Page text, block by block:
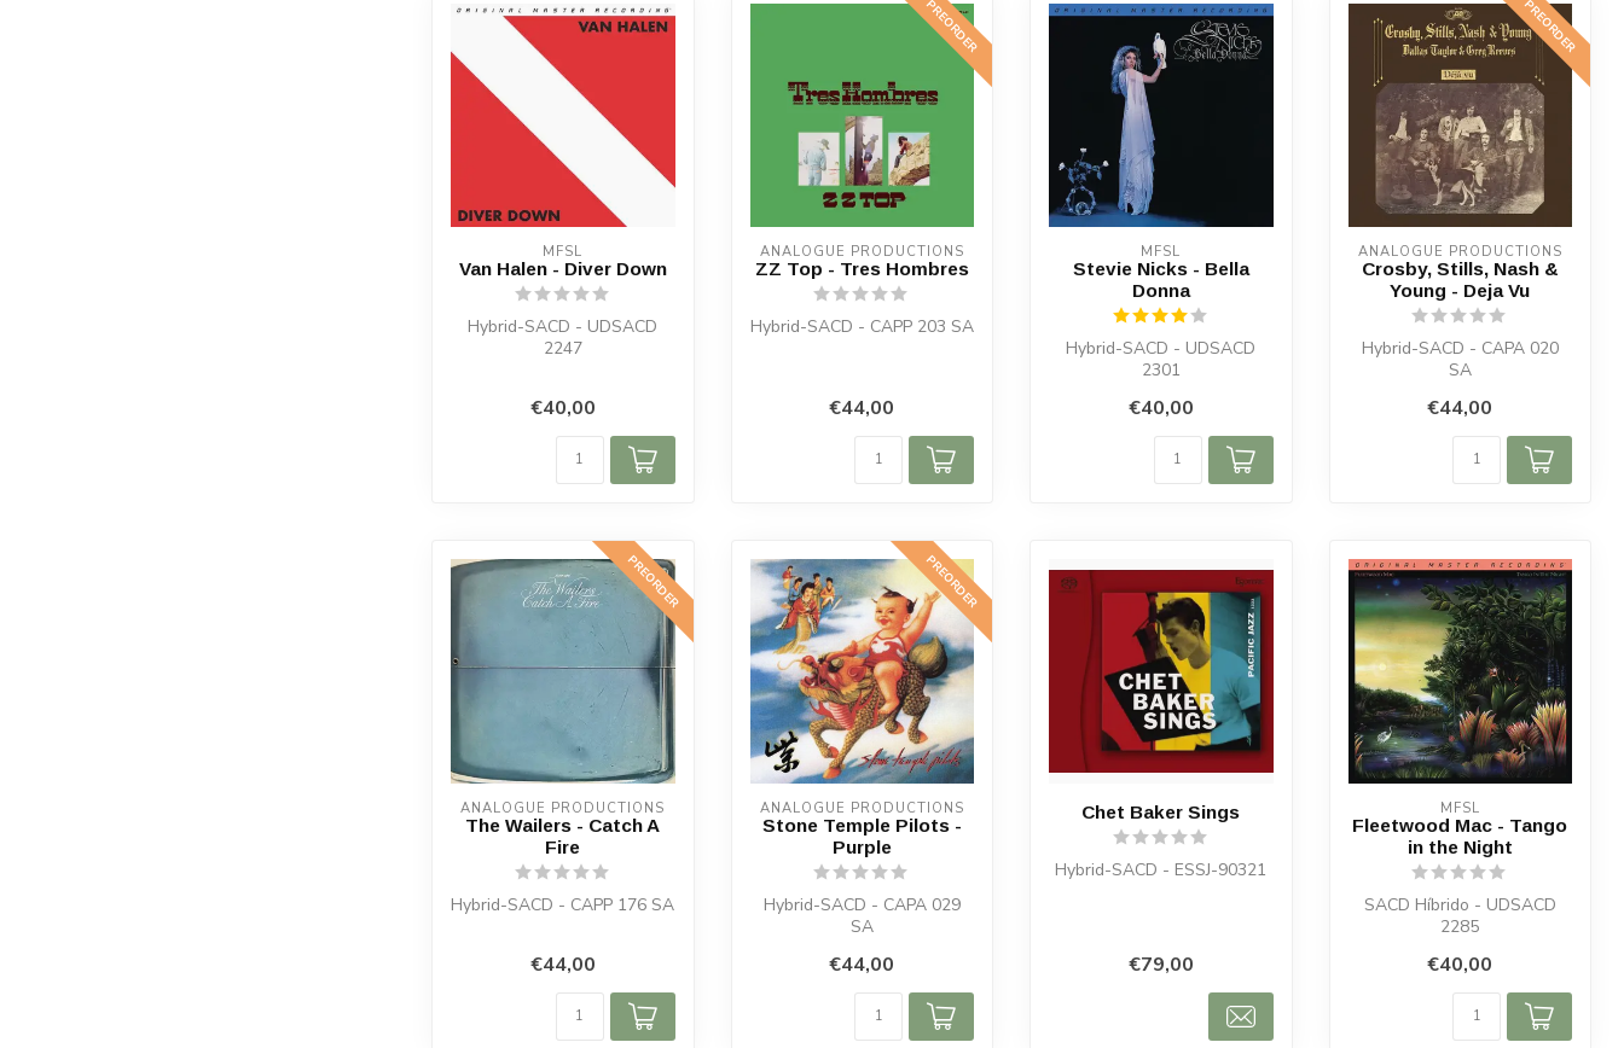
MFSL
Van Halen - Diver Down
Hybrid-SACD - UDSACD
2247
€40,00
PREORDER
ANALOGUE PRODUCTIONS
ZZ Top - Tres Hombres
Hybrid-SACD - CAPP 203 SA
€44,00
MFSL
Stevie Nicks - Bella
Donna
Hybrid-SACD - UDSACD
2301
€40,00
PREORDER
ANALOGUE PRODUCTIONS
Crosby, Stills, Nash &
Young - Deja Vu
Hybrid-SACD - CAPA 020
SA
€44,00
PREORDER
ANALOGUE PRODUCTIONS
The Wailers - Catch A
Fire
Hybrid-SACD - CAPP 176 SA
€44,00
PREORDER
ANALOGUE PRODUCTIONS
Stone Temple Pilots -
Purple
Hybrid-SACD - CAPA 029
SA
€44,00
Chet Baker Sings
Hybrid-SACD - ESSJ-90321
€79,00
MFSL
Fleetwood Mac - Tango
in the Night
SACD Híbrido - UDSACD
2285
€40,00